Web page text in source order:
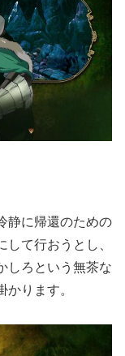
静に帰還のための
て行おうとし、
しろという無茶な
ります。